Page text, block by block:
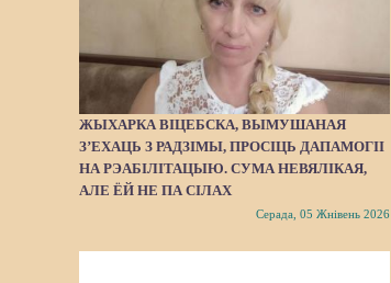
ЖЫХАРКА ВІЦЕБСКА, ВЫМУШАНАЯ
З’ЕХАЦЬ З РАДЗІМЫ, ПРОСІЦЬ ДАПАМОГІІ
НА РЭАБІЛІТАЦЫЮ. СУМА НЕВЯЛІКАЯ,
АЛЕ ЁЙ НЕ ПА СІЛАХ
Серада, 05 Жнівень 2026